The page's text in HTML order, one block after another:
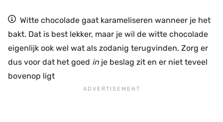
Witte chocolade gaat karameliseren wanneer je het
bakt. Dat is best lekker, maar je wil de witte chocolade
eigenlijk ook wel wat als zodanig terugvinden. Zorg er
dus voor dat het goed in je beslag zit en er niet teveel
bovenop ligt